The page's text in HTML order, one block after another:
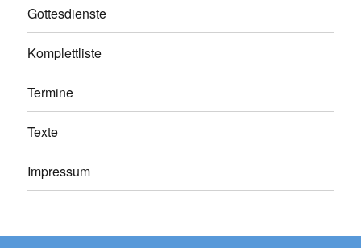
Gottesdienste
Komplettliste
Termine
Texte
Impressum